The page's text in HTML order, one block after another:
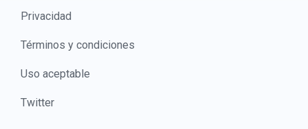
Privacidad
Términos y condiciones
Uso aceptable
Twitter